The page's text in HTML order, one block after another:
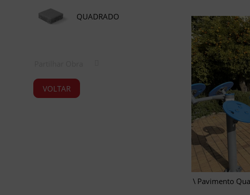
QUADRADO
VOLTAR
Pavimento